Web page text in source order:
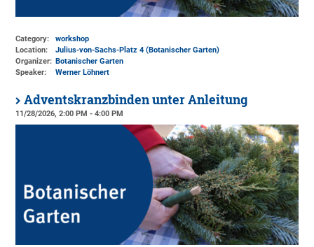
Category:
workshop
Location:
Julius-von-Sachs-Platz 4 (Botanischer Garten)
Organizer: Botanischer Garten
Speaker:
Werner Löhnert
Adventskranzbinden unter Anleitung
11/28/2026, 2:00 PM - 4:00 PM